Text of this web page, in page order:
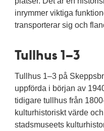
inrymmer viktiga
transporterar sig och
Tullhus 1–3
Tullhus 1–3 på
uppförda i början av
tidigare tullhus från
kulturhistoriskt värde
stadsmuseets